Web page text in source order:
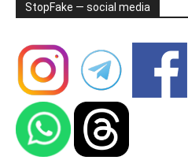
StopFake — social media